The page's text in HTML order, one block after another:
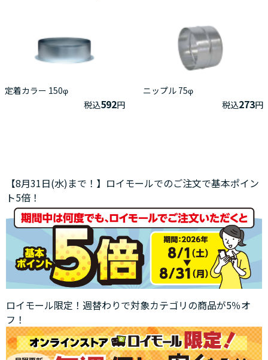
定着カラー 150φ
税込592円
ニップル 75φ
税込273円
【8月31日(水)まで！】ロイモールでのご注文で基本ポイン
ト5倍！
ロイモール限定！週替わりで対象カテゴリの商品が5％オ
フ！